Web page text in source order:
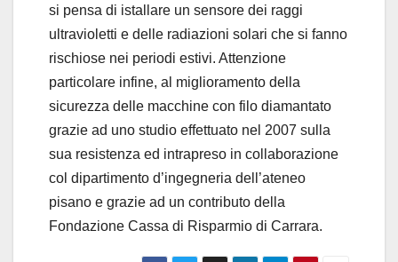
si pensa di istallare un sensore dei raggi
ultravioletti e delle radiazioni solari che si fanno
rischiose nei periodi estivi. Attenzione
particolare infine, al miglioramento della
sicurezza delle macchine con filo diamantato
grazie ad uno studio effettuato nel 2007 sulla
sua resistenza ed intrapreso in collaborazione
col dipartimento d’ingegneria dell’ateneo
pisano e grazie ad un contributo della
Fondazione Cassa di Risparmio di Carrara.